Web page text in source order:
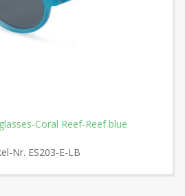
Coral Reef-Reef blue
Nr. ES203-E-LB